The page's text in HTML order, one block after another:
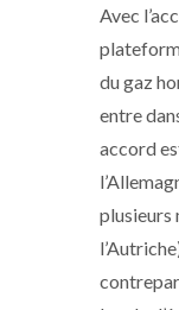
Avec
du gaz
entre
accord
plusieurs